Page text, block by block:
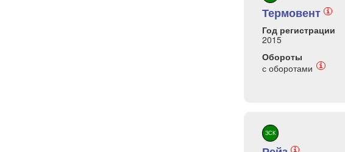
Термовент i
Год регистрации
2015
Обороты
с оборотами
i
ЗСК
i